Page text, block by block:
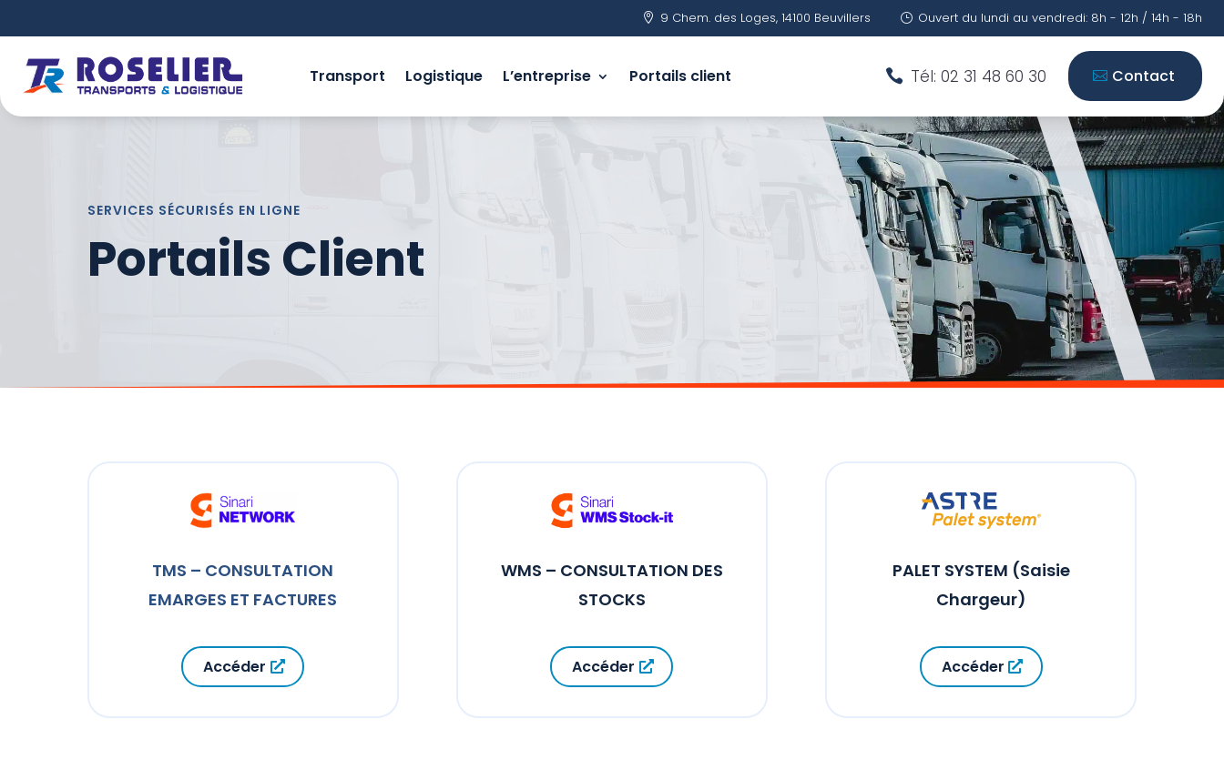
 9 Chem. des Loges, 14100 Beuvillers } Ouvert du lundi au vendredi: 8h - 12h / 14h - 18h
Transport Logistique L’entreprise Portails client  Tél: 02 31 48 60 30 Contact
SERVICES SÉCURISÉS EN LIGNE
Portails Client
TMS – CONSULTATION
EMARGES ET FACTURES
Accéder
WMS – CONSULTATION DES
STOCKS
Accéder
PALET SYSTEM (Saisie
Chargeur)
Accéder